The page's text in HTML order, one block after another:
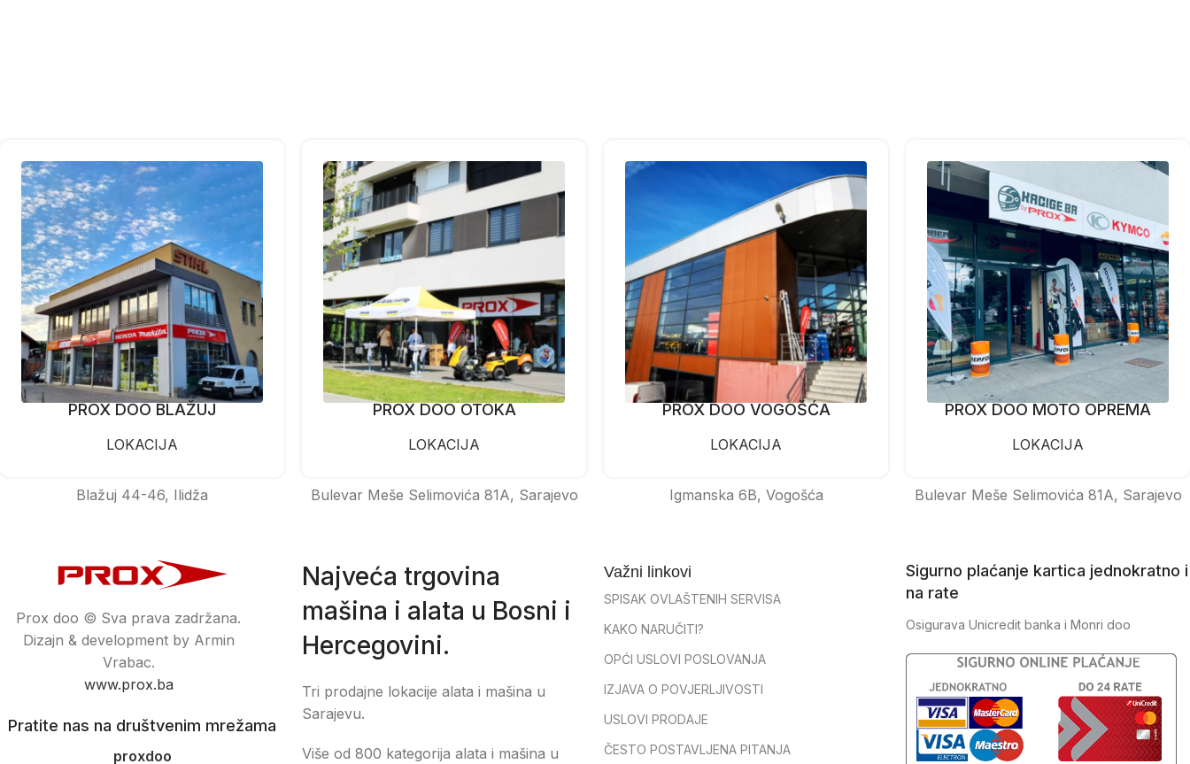
PROX DOO BLAŽUJ
LOKACIJA
Blažuj 44-46, Ilidža
PROX DOO OTOKA
LOKACIJA
Bulevar Meše Selimovića 81A, Sarajevo
PROX DOO VOGOŠĆA
LOKACIJA
Igmanska 6B, Vogošća
PROX DOO MOTO OPREMA
LOKACIJA
Bulevar Meše Selimovića 81A, Sarajevo
Prox doo © Sva prava zadržana.
Dizajn & development by Armin
Vrabac.
www.prox.ba
Pratite nas na društvenim mrežama
proxdoo
Najveća trgovina
mašina i alata u Bosni i
Hercegovini.
Tri prodajne lokacije alata i mašina u
Sarajevu.
Više od 800 kategorija alata i mašina u
Važni linkovi
SPISAK OVLAŠTENIH SERVISA
KAKO NARUČITI?
OPĆI USLOVI POSLOVANJA
IZJAVA O POVJERLJIVOSTI
USLOVI PRODAJE
ČESTO POSTAVLJENA PITANJA
Sigurno plaćanje kartica jednokratno i
na rate
Osigurava Unicredit banka i Monri doo